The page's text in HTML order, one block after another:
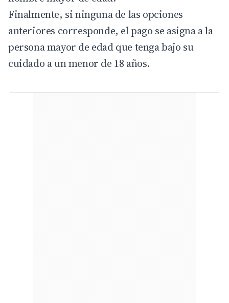
Finalmente, si ninguna de las opciones
anteriores corresponde, el pago se asigna a la
persona mayor de edad que tenga bajo su
cuidado a un menor de 18 años.